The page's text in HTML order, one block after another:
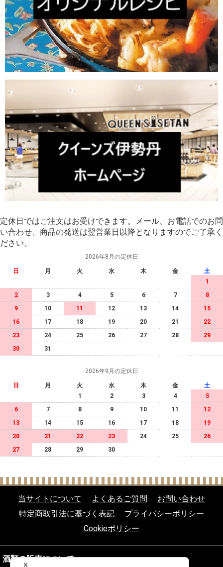
定休日ではご注文はお受けできます。メール、お電話でのお問
い合わせ、商品の発送は翌営業日以降となりますのでご了承く
ださい。
2026年8月の定休日
日 月 火 水 木 金
土
1
2
3 4 5 6 7
8
9
10 11 12 13 14
15
16
17 18 19 20 21
22
23
24 25 26 27 28
29
30
31
2026年9月の定休日
日 月 火 水 木 金
土
1
2 3 4
5
6
7 8 9 10 11
12
13
14 15 16 17 18
19
20
21 22 23 24 25
26
27
28 29 30
当サイトについて よくあるご質問
お問い合わせ
特定商取引法に基づく表記
プライバシーポリシー
Cookieポリシー
酒類の販売について